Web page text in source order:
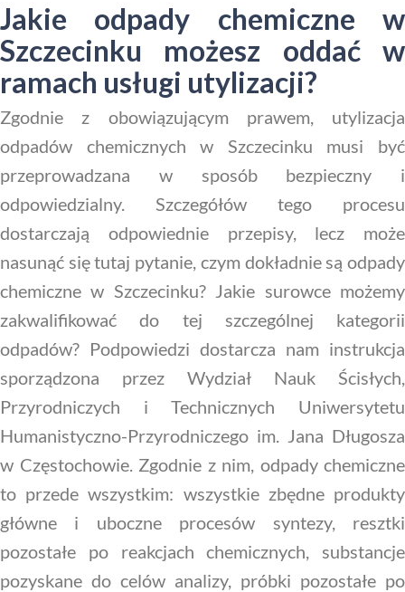
Jakie odpady chemiczne w
Szczecinku możesz oddać w
ramach usługi utylizacji?
Zgodnie z obowiązującym prawem, utylizacja
odpadów chemicznych w Szczecinku musi być
przeprowadzana w sposób bezpieczny i
odpowiedzialny. Szczegółów tego procesu
dostarczają odpowiednie przepisy, lecz może
nasunąć się tutaj pytanie, czym dokładnie są odpady
chemiczne w Szczecinku? Jakie surowce możemy
zakwalifikować do tej szczególnej kategorii
odpadów? Podpowiedzi dostarcza nam instrukcja
sporządzona przez Wydział Nauk Ścisłych,
Przyrodniczych i Technicznych Uniwersytetu
Humanistyczno-Przyrodniczego im. Jana Długosza
w Częstochowie. Zgodnie z nim, odpady chemiczne
to przede wszystkim: wszystkie zbędne produkty
główne i uboczne procesów syntezy, resztki
pozostałe po reakcjach chemicznych, substancje
pozyskane do celów analizy, próbki pozostałe po